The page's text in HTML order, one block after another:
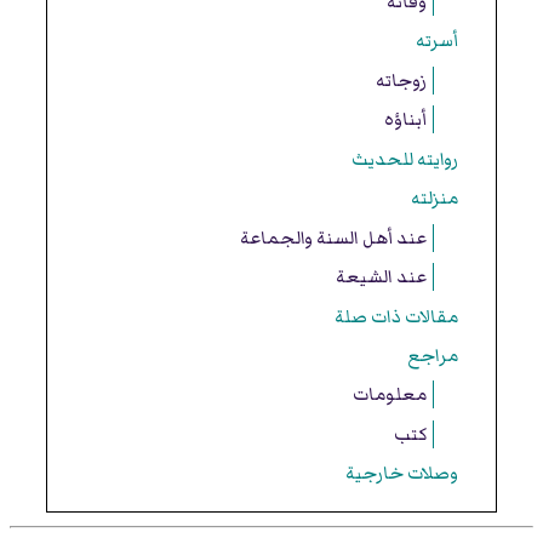
أسرته
زوجاته
أبناؤه
روايته للحديث
منزلته
عند أهل السنة والجماعة
عند الشيعة
مقالات ذات صلة
مراجع
معلومات
كتب
وصلات خارجية